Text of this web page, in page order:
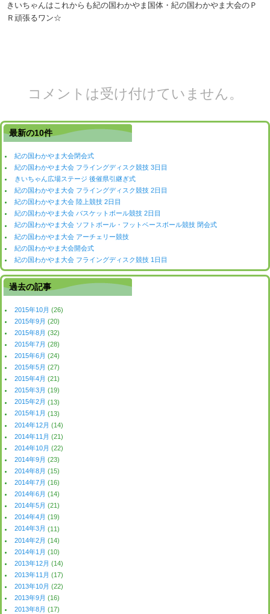
きいちゃんはこれからも紀の国わかやま国体・紀の国わかやま大会のＰ
Ｒ頑張るワン☆
コメントは受け付けていません。
最新の10件
紀の国わかやま大会閉会式
紀の国わかやま大会 フライングディスク競技 3日目
きいちゃん広場ステージ 後催県引継ぎ式
紀の国わかやま大会 フライングディスク競技 2日目
紀の国わかやま大会 陸上競技 2日目
紀の国わかやま大会 バスケットボール競技 2日目
紀の国わかやま大会 ソフトボール・フットベースボール競技 閉会式
紀の国わかやま大会 アーチェリー競技
紀の国わかやま大会開会式
紀の国わかやま大会 フライングディスク競技 1日目
過去の記事
2015年10月 (26)
2015年9月 (20)
2015年8月 (32)
2015年7月 (28)
2015年6月 (24)
2015年5月 (27)
2015年4月 (21)
2015年3月 (19)
2015年2月 (13)
2015年1月 (13)
2014年12月 (14)
2014年11月 (21)
2014年10月 (22)
2014年9月 (23)
2014年8月 (15)
2014年7月 (16)
2014年6月 (14)
2014年5月 (21)
2014年4月 (19)
2014年3月 (11)
2014年2月 (14)
2014年1月 (10)
2013年12月 (14)
2013年11月 (17)
2013年10月 (22)
2013年9月 (16)
2013年8月 (17)